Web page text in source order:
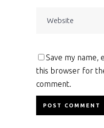
Save my name,
this browser for
comment.